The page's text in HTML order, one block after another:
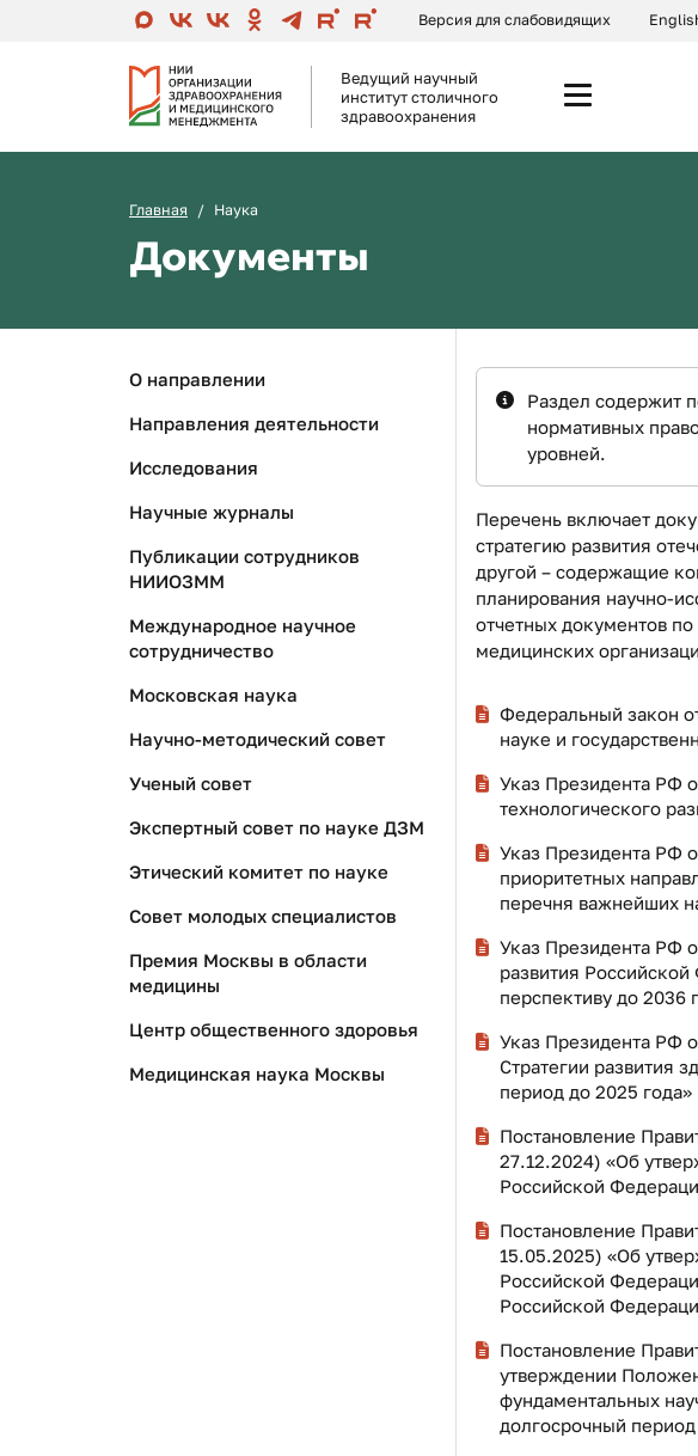
Версия для слабовидящих
Ведущий научный
институт столичного
здравоохранения
Главная Наука
Документы
О направлении
Направления деятельности
Исследования
Научные журналы
Публикации сотрудников
НИИОЗММ
Международное научное
сотрудничество
Московская наука
Научно-методический совет
Ученый совет
Экспертный совет по науке ДЗМ
Этический комитет по науке
Совет молодых специалистов
Премия Москвы в области
медицины
Центр общественного здоровья
Медицинская наука Москвы
Раздел содержит
нормативных
уровней.
Перечень включает
стратегию развития
другой – содержащие
планирования научно-
отчетных документов
медицинских
Федеральный закон
науке и
Указ Президента РФ
технологического
Указ Президента РФ
приоритетных
перечня важнейших
Указ Президента РФ
развития
перспективу до 2036
Указ Президента РФ
Стратегии развития
период до 2025 года»
Постановление
27.12.2024) «Об
Российской
Постановление
15.05.2025) «Об
Российской
Российской
Постановление
утверждении
фундаментальных
долгосрочный